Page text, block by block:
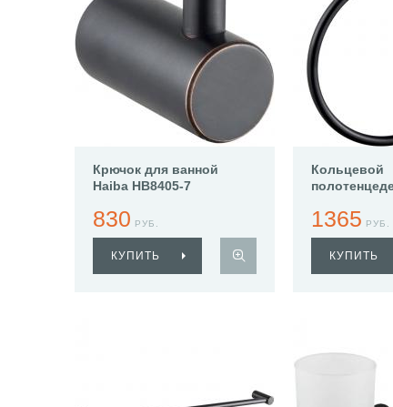
Крючок для ванной
Haiba HB8405-7
830 РУБ.
КУПИТЬ
Кольцевой
1365 РУБ.
КУПИТЬ